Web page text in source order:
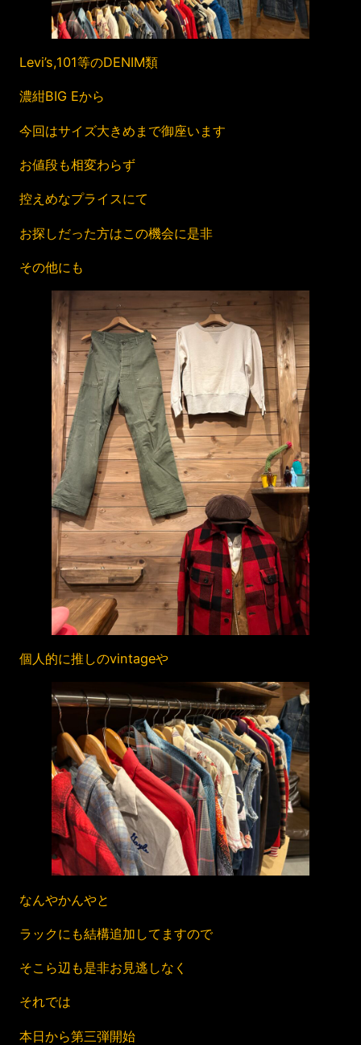
Levi’s,101等のDENIM類
濃紺BIG Eから
今回はサイズ大きめまで御座います
お値段も相変わらず
控えめなプライスにて
お探しだった方はこの機会に是非
その他にも
個人的に推しのvintageや
なんやかんやと
ラックにも結構追加してますので
そこら辺も是非お見逃しなく
それでは
本日から第三弾開始